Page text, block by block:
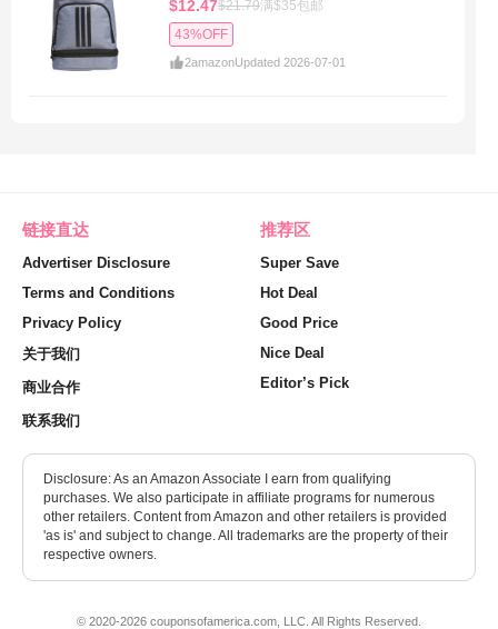
$12.47$21.79满$35包邮
43%OFF
2amazonUpdated 2026-07-01
链接直达
Advertiser Disclosure
Terms and Conditions
Privacy Policy
关于我们
商业合作
联系我们
推荐区
Super Save
Hot Deal
Good Price
Nice Deal
Editor’s Pick
Disclosure: As an Amazon Associate I earn from qualifying
purchases. We also participate in affiliate programs for numerous
other retailers. Content from Amazon and other retailers is provided
'as is' and subject to change. All trademarks are the property of their
respective owners.
© 2020-2026 couponsofamerica.com, LLC. All Rights Reserved.